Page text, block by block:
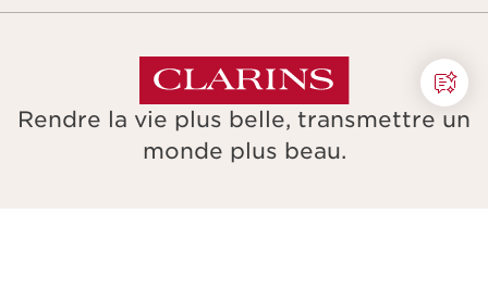
Rendre la vie plus belle, transmettre un
monde plus beau.